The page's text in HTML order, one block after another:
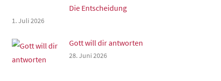
Die Entscheidung
1. Juli 2026
Gott will dir antworten
28. Juni 2026